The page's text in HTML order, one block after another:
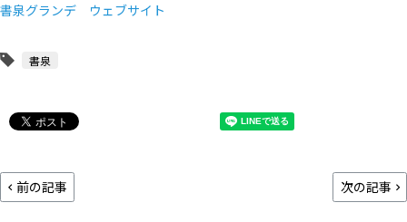
書泉グランデ ウェブサイト
書泉
前の記事 次の記事